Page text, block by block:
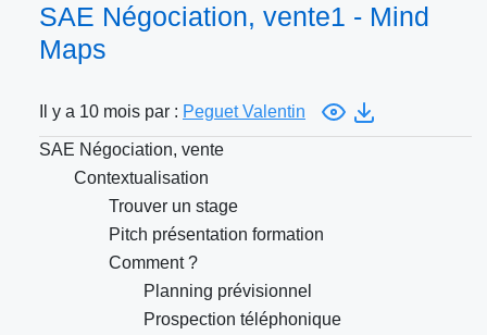
SAE Négociation, vente1 - Mind
Maps
Il y a 10 mois par : Peguet Valentin
SAE Négociation, vente
Contextualisation
Trouver un stage
Pitch présentation formation
Comment ?
Planning prévisionnel
Prospection téléphonique